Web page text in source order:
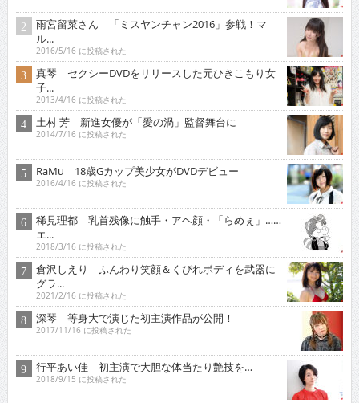
雨宮留菜さん 「ミスヤンチャン2016」参戦！マ
ル...
2016/5/16 に投稿された
真琴 セクシーDVDをリリースした元ひきこもり女
子...
2013/4/16 に投稿された
土村 芳 新進女優が「愛の渦」監督舞台に
2014/7/16 に投稿された
RaMu 18歳Gカップ美少女がDVDデビュー
2016/4/16 に投稿された
稀見理都 乳首残像に触手・アヘ顔・「らめぇ」……
エ...
2018/3/16 に投稿された
倉沢しえり ふんわり笑顔＆くびれボディを武器に
グラ...
2021/2/16 に投稿された
深琴 等身大で演じた初主演作品が公開！
2017/11/16 に投稿された
行平あい佳 初主演で大胆な体当たり艶技を…
2018/9/15 に投稿された